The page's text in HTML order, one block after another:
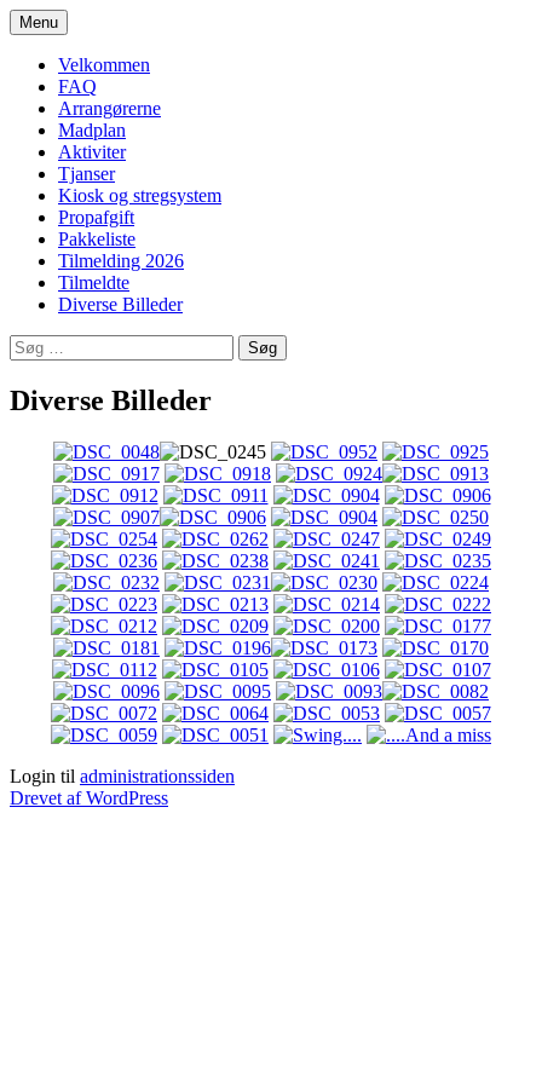
Hop
til
indhold
Sommerlejr
Menu
Velkommen
FAQ
Arrangørerne
Madplan
Aktiviter
Tjanser
Kiosk og stregsystem
Propafgift
Pakkeliste
Tilmelding 2026
Tilmeldte
Diverse Billeder
Søg
efter:
Diverse Billeder
Login til administrationssiden
Drevet af WordPress